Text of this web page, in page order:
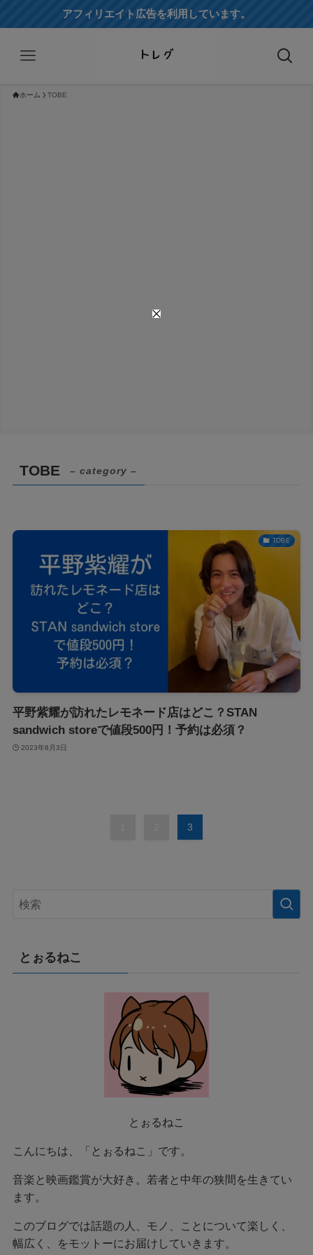
アフィリエイト広告を利用しています。
ホーム TOBE
TOBE – category –
TOBE
平野紫耀が訪れたレモネード店はどこ？STAN
sandwich storeで値段500円！予約は必須？
2023年8月3日
3
とぉるねこ
とぉるねこ
こんにちは、「とぉるねこ」です。
音楽と映画鑑賞が大好き。若者と中年の狭間を生きてい
ます。
このブログでは話題の人、モノ、ことについて楽しく、
幅広く、をモットーにお届けしていきます。